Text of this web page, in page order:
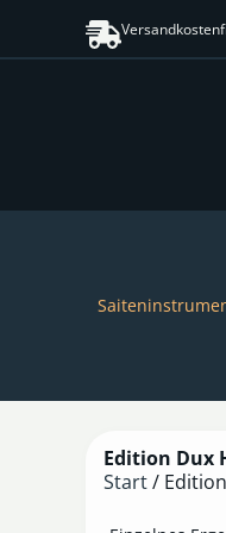
Edition Dux
Start/